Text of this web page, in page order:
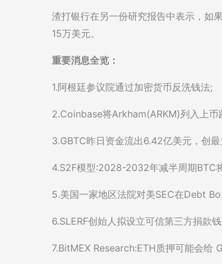
渣打银行在另一份研究报告中表示，如
15万美元。
重要消息全览：
1.阿根廷参议院通过加密货币反洗钱法;
2.Coinbase将Arkham(ARKM)列入上币
3.GBTC昨日资金流出6.42亿美元，创
4.S2F模型:2028-2032年减半周期BTC
5.美国一家地区法院对美SEC在Debt
6.SLERF创始人拟设立可信第三方捐款
7.BitMEX Research:ETH质押可能会给